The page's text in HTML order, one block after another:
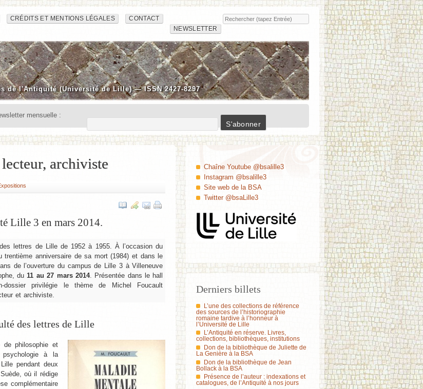
Rechercher
CRÉDITS ET MENTIONS LÉGALES
CONTACT
NEWSLETTER
de l'Antiquité (Université de Lille) — ISSN 2427-8297
mensuelle :
archiviste
Lille 3 en mars 2014.
lettres de Lille de 1952 à 1955. À l’occasion du
anniversaire de sa mort (1984) et dans le
de l’ouverture du campus de Lille 3 à Villeneuve
du11 au 27 mars 2014. Présentée dans le hall
dossier privilégie le thème de Michel Foucault
et archiviste.
des lettres de Lille
de philosophie et
psychologie à la
pendant deux
où il rédige
complémentaire
Chaîne Youtube @bsalille3
Instagram @bsalille3
Site web de la BSA
Twitter @bsaLille3
Derniers billets
L’une des collections de référence
des sources de l’historiographie
romaine tardive à l’honneur à
l’Université de Lille
L’Antiquité en réserve. Livres,
collections, bibliothèques, institutions
Don de la bibliothèque de Juliette de
La Genière à la BSA
Don de la bibliothèque de Jean
Bollack à la BSA
Présence de l’auteur : indexations et
catalogues, de l’Antiquité à nos jours